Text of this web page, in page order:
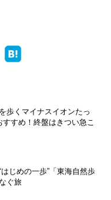
歩くマイナスイオンたっ
すめ！終盤はきつい急こ
じめの一歩”「東海自然歩
ぐ旅